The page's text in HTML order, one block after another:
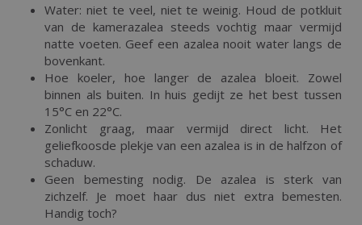
Water: niet te veel, niet te weinig. Houd de potkluit
van de kamerazalea steeds vochtig maar vermijd
natte voeten. Geef een azalea nooit water langs de
bovenkant.
Hoe koeler, hoe langer de azalea bloeit. Zowel
binnen als buiten. In huis gedijt ze het best tussen
15°C en 22°C.
Zonlicht graag, maar vermijd direct licht. Het
geliefkoosde plekje van een azalea is in de halfzon of
schaduw.
Geen bemesting nodig. De azalea is sterk van
zichzelf. Je moet haar dus niet extra bemesten.
Handig toch?